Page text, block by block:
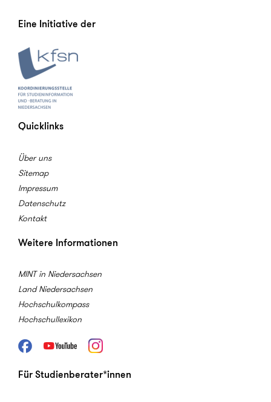
Eine Initiative der
Quicklinks
Über uns
Sitemap
Impressum
Datenschutz
Kontakt
Weitere Informationen
MINT in Niedersachsen
Land Niedersachsen
Hochschulkompass
Hochschullexikon
FacebookYoutube Instagram
Für Studienberater*innen